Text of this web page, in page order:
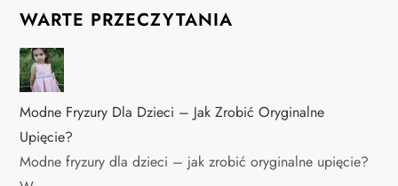
WARTE PRZECZYTANIA
Modne Fryzury Dla Dzieci – Jak Zrobić Oryginalne
Upięcie?
Modne fryzury dla dzieci – jak zrobić oryginalne upięcie?